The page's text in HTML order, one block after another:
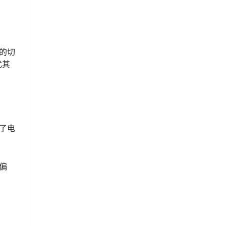
切
其
电